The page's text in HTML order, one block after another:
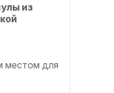
из
местом для